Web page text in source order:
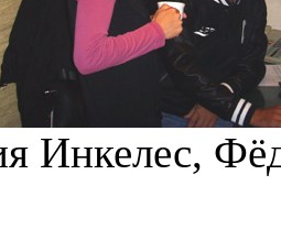
Инкелес,